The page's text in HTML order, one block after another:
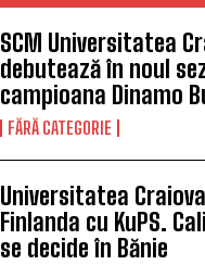
SCM Universitatea
debutează în noul
campioana Dinamo
FĂRĂ CATEGORIE
Universitatea
Finlanda cu KuPS.
se decide în Bănie